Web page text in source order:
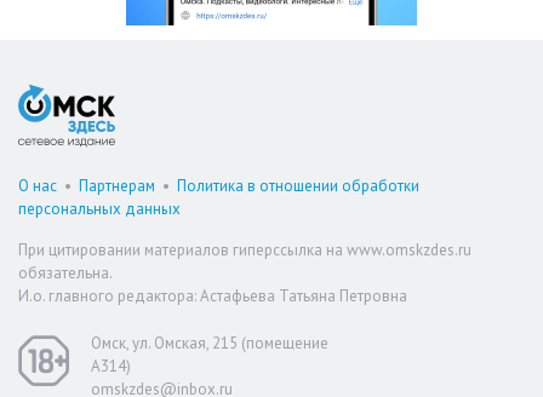
О нас • Партнерам • Политика в отношении обработки
персональных данных
При цитировании материалов гиперссылка на www.omskzdes.ru
обязательна.
И.о. главного редактора: Астафьева Татьяна Петровна
Омск, ул. Омская, 215 (помещение
А314)
omskzdes@inbox.ru